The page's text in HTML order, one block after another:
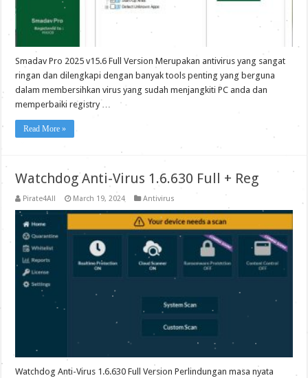
Smadav Pro 2025 v15.6 Full Version Merupakan antivirus yang sangat
ringan dan dilengkapi dengan banyak tools penting yang berguna
dalam membersihkan virus yang sudah menjangkiti PC anda dan
memperbaiki registry …
Read More »
Watchdog Anti-Virus 1.6.630 Full + Reg
Pirate4All March 19, 2024 Antivirus
Watchdog Anti-Virus 1.6.630 Full Version Perlindungan masa nyata